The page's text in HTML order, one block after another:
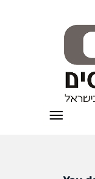
תפריט